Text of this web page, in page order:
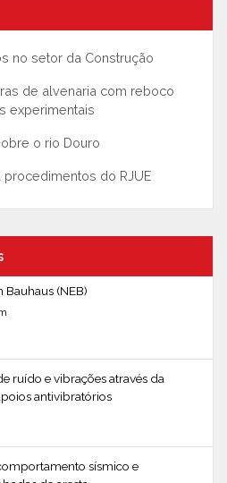
no setor da Construção
de alvenaria com reboco
experimentais
o rio Douro
do RJUE
Bauhaus (NEB)
ruído e vibrações através da
antivibratórios
sísmico e